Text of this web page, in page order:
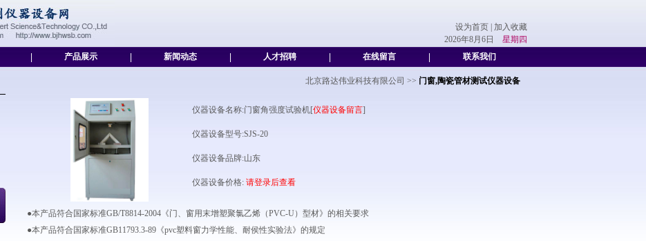
设为首页
加入收藏
2026年8月6日 星期四
产品展示 新闻动态 人才招聘 在线留言 联系我们
北京路达伟业科技有限公司 >> 门窗,陶瓷管材测试仪器设备
仪器设备名称:门窗角强度试验机[仪器设备留言]
仪器设备型号:SJS-20
仪器设备品牌:山东
仪器设备价格: 请登录后查看
●本产品符合国家标准GB/T8814-2004《门、窗用末增塑聚氯乙烯（PVC-U）型材》的相关要求
●本产品符合国家标准GB11793.3-89《pvc塑料窗力学性能、耐侯性实验法》的规定